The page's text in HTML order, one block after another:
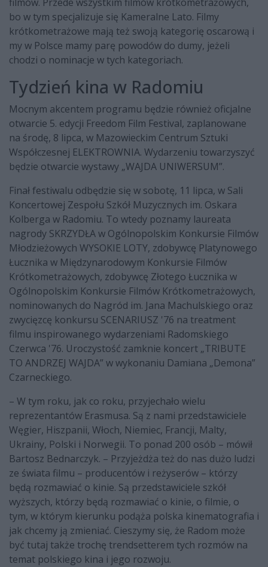
bo w tym specjalizuje się Kameralne Lato. Filmy
krótkometrażowe mają też swoją kategorię oscarową i
my w Polsce mamy parę powodów do dumy, jeżeli
chodzi o nominacje w tych kategoriach.
Tydzień kina w Radomiu
Mocnym akcentem programu będzie również oficjalne
otwarcie 5. edycji Freedom Film Festival, zaplanowane
na środę, 8 lipca, w Mazowieckim Centrum Sztuki
Współczesnej ELEKTROWNIA. Wydarzeniu towarzyszyć
będzie otwarcie wystawy „WAJDA UNIWERSUM”.
Finał festiwalu odbędzie się w sobotę, 11 lipca, w Sali
Koncertowej Zespołu Szkół Muzycznych im. Oskara
Kolberga w Radomiu. To wtedy poznamy laureata
nagrody SKRZYDŁA w Ogólnopolskim Konkursie Filmów
Młodzieżowych WYSOKIE LOTY, zdobywcę Platynowego
Łucznika w Międzynarodowym Konkursie Filmów
Krótkometrażowych, zdobywcę Złotego Łucznika w
Ogólnopolskim Konkursie Filmów Krótkometrażowych,
nominowanych do Nagród im. Jana Machulskiego oraz
zwycięzcę konkursu SCENARIUSZ '76 na treatment
filmu inspirowanego wydarzeniami Radomskiego
Czerwca '76. Uroczystość zamknie koncert „TRIBUTE
TO ANDRZEJ WAJDA” w wykonaniu Damiana „Demona”
Czarneckiego.
– W tym roku, jak co roku, przyjechało wielu
reprezentantów Erasmusa. Są z nami przedstawiciele
Węgier, Hiszpanii, Włoch, Niemiec, Francji, Malty,
Ukrainy, Polski i Norwegii. To ponad 200 osób – mówił
Bartosz Bednarczyk. – Przyjeżdża też do nas dużo ludzi
ze świata filmu – producentów i reżyserów – którzy
będą rozmawiać o kinie. Są przedstawiciele szkół
wyższych, którzy będą rozmawiać o kinie, o filmie, o
tym, w którym kierunku podąża polska kinematografia i
jak chcemy ją zmieniać. Cieszymy się, że Radom może
być tutaj także trochę trendsetterem tych rozmów na
temat polskiego kina i jego rozwoju.